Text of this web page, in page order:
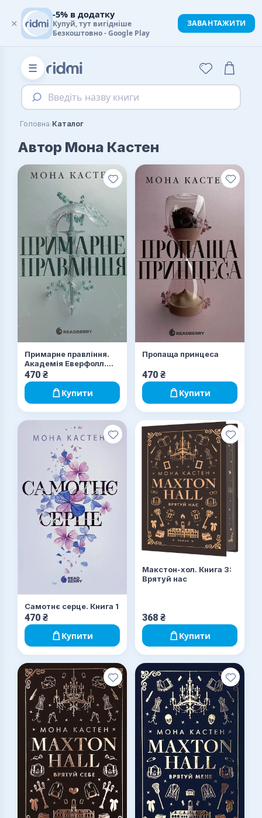
☰
Введіть назву книги
Головна›Каталог
Автор Мона Кастен
Примарне правління.
Академія Еверфолл.
Книга 2
470 ₴
Купити
Пропаща принцеса
470 ₴
Купити
Самотнє серце. Книга 1
470 ₴
Купити
Макстон-хол. Книга 3:
Врятуй нас
368 ₴
Купити
×
-5% в додатку
Купуй, тут вигідніше
Безкоштовно - Google Play
ЗАВАНТАЖИТИ